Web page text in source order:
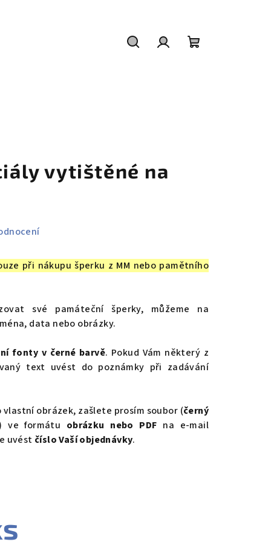
vytištěné na
při nákupu šperku z MM nebo pamětního
své památeční šperky, můžeme na
data nebo obrázky.
fonty v černé barvě. Pokud Vám některý z
text uvést do poznámky při zadávání
obrázek, zašlete prosím soubor (černý
ve formátu obrázku nebo PDF na e-mail
uvést číslo Vaší objednávky.